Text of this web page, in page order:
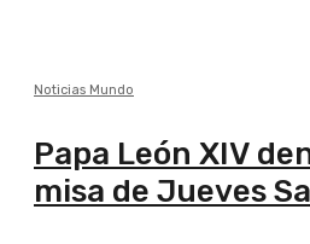
Noticias Mundo
Papa León XIV
misa de Jueves